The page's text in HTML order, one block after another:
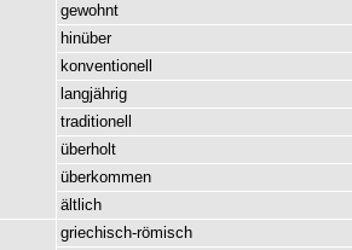
gewohnt
hinüber
konventionell
langjährig
traditionell
überholt
überkommen
ältlich
griechisch-römisch